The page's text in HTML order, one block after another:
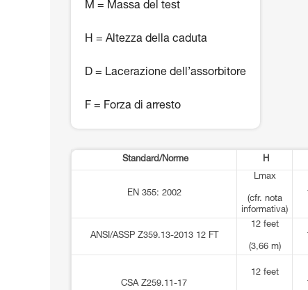
M = Massa del test
H = Altezza della caduta
D = Lacerazione dell’assorbitore
F = Forza di arresto
Standard/Norme H
EN 355: 2002
Lmax
(cfr. nota
informativa)
ANSI/ASSP Z359.13-2013 12 FT
12 feet
(3,66 m)
CSA Z259.11-17
12 feet